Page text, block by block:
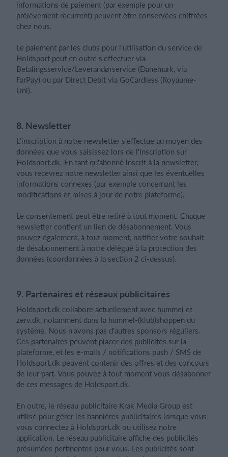
informations de paiement (par exemple pour un
prélèvement récurrent) peuvent être conservées chiffrées
chez nous.
Le paiement par les clubs pour l'utilisation du service de
Holdsport peut en outre s'effectuer via
Betalingsservice/Leverandørservice (Danemark, via
FarPay) ou par Direct Debit via GoCardless (Royaume-
Uni).
8. Newsletter
L'inscription à notre newsletter s'effectue au moyen des
données que vous saisissez lors de l'inscription sur
Holdsport.dk. En tant qu'abonné inscrit à la newsletter,
vous recevrez notre newsletter ainsi que les éventuelles
informations connexes (par exemple concernant les
modifications et mises à jour de notre plateforme).
Le consentement peut être retiré à tout moment. Chaque
newsletter contient un lien de désabonnement. Vous
pouvez également, à tout moment, notifier votre souhait
de désabonnement à notre délégué à la protection des
données (coordonnées à la section 2 ci-dessus).
9. Partenaires et réseaux publicitaires
Holdsport.dk collabore actuellement avec hummel et
zerv.dk, notamment dans la hummel-(klub)shoppen du
système. Nous n'avons pas d'autres sponsors réguliers.
Ces partenaires peuvent placer des publicités sur la
plateforme, et les e-mails / notifications push / SMS de
Holdsport.dk peuvent contenir des offres et des concours
de leur part. Vous pouvez à tout moment vous désabonner
de ces messages de Holdsport.dk.
En outre, le réseau publicitaire Krak Media Group est
utilisé pour gérer les bannières publicitaires lorsque vous
vous connectez à Holdsport.dk ou utilisez notre
application. Le réseau publicitaire affiche des publicités
présumées pertinentes pour vous. Les publicités sont